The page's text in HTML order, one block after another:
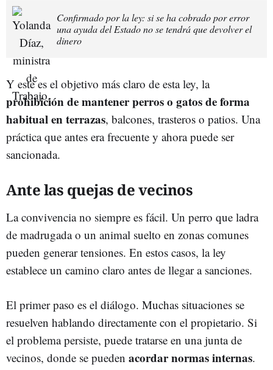
Confirmado por la ley: si se ha cobrado por error
una ayuda del Estado no se tendrá que devolver el
dinero
Y este es el objetivo más claro de esta ley, la
prohibición de mantener perros o gatos de forma
habitual en terrazas, balcones, trasteros o patios. Una
práctica que antes era frecuente y ahora puede ser
sancionada.
Ante las quejas de vecinos
La convivencia no siempre es fácil. Un perro que ladra
de madrugada o un animal suelto en zonas comunes
pueden generar tensiones. En estos casos, la ley
establece un camino claro antes de llegar a sanciones.
El primer paso es el diálogo. Muchas situaciones se
resuelven hablando directamente con el propietario. Si
el problema persiste, puede tratarse en una junta de
vecinos, donde se pueden acordar normas internas.